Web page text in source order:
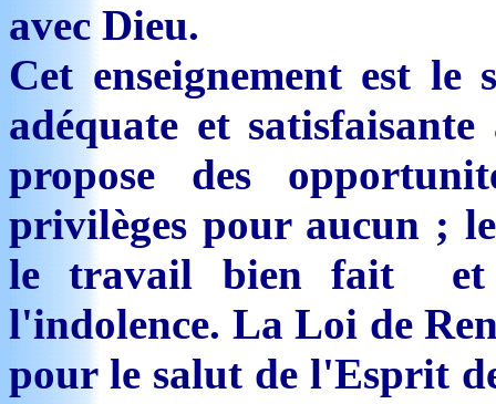
avec Dieu.
Cet enseignement est
adéquate et
propose des
privilèges pour aucun ;
le travail bien fait et
l'indolence. La Loi de
pour le salut de l'Esprit